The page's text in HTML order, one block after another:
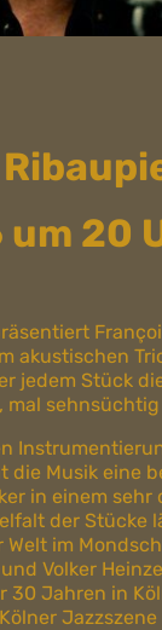
um 20
akustischen
jedem Stück
mal
die Musik eine
in einem
der Stücke
im
Volker
30 Jahren in
Jazzszene